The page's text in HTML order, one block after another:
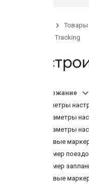
Товары
Fleet Tracking
Содержание
Параметры
Параметры
Параметры
Стилевые
Пример
Пример
Стилевые